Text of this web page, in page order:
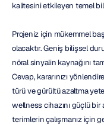
kalitesini etkileyen temel
Projeniz için mükemmel
olacaktır. Geniş bilişsel
nöral sinyalin kaynağını
Cevap, kararınızı
türü ve gürültü azaltma
wellness cihazını güçlü bir
terimlerin çalışmanız için